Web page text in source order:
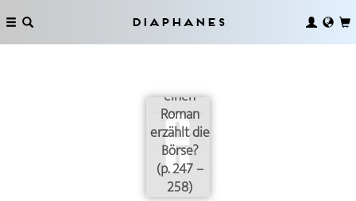
Diaphanes
einen
Roman
erzählt die
Börse?
(p. 247 –
258)